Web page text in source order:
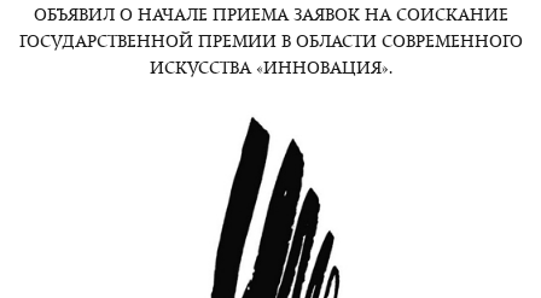
ОБЪЯВИЛ О НАЧАЛЕ ПРИЕМА ЗАЯВОК НА СОИСКАНИЕ
ГОСУДАРСТВЕННОЙ ПРЕМИИ В ОБЛАСТИ СОВРЕМЕННОГО
ИСКУССТВА «ИННОВАЦИЯ».